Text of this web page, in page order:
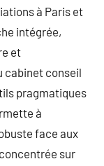
à Paris et
intégrée,
et
cabinet conseil
pragmatiques
à
face aux
sur